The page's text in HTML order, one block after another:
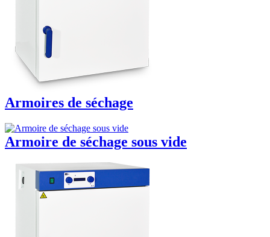
Armoires de séchage
Armoire de séchage sous vide